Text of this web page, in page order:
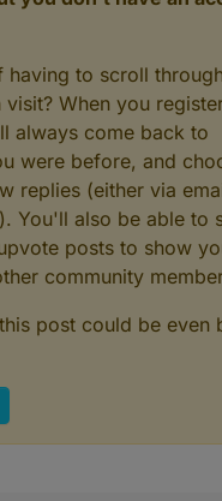
having to scroll
visit? When you
always come back to
were before, and
replies (either via
You'll also be able to
posts to show
community
post could be even